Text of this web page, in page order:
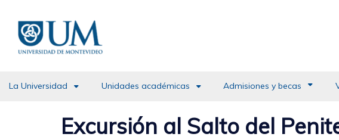
contenido
principal
La Universidad Unidades académicas Admisiones y becas
Excursión al Salto del